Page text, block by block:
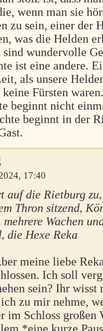
wenn man sie
zu sein, einer der
was die Helden
wundervolle
ist eine andere.
als unsere
Fürsten waren.
beginnt nicht
beginnt in der
17:40
auf die Rietburg
Thron sitzend,
mehrere Wachen
die Hexe Reka
meine liebe
Ich soll
sein? Ihr
zu mir nehme,
im Schloss großen